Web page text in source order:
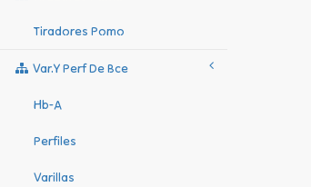
Tiradores Pomo
Var.y Perf De Bce
Hb-A
Perfiles
Varillas